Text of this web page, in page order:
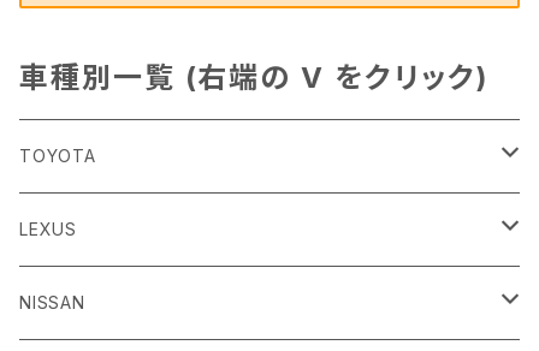
車種別一覧 (右端の V をクリック)
TOYOTA
86
H24/4～R3/8 ZN6
GR86
LEXUS
ＣＴ
NISSAN